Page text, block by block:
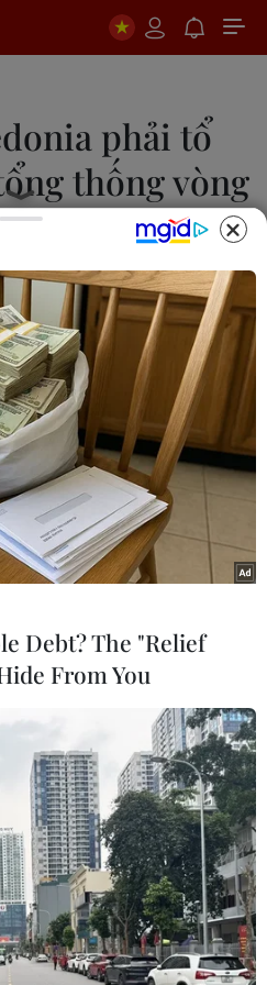
phải tổ
thống vòng
cử tổng thống tại Cộng
bố ngày 21/4 cho thấy
giành được trên 50% số
thống.
Bắc Macedonia, bà Gordana
với báo giới sau khi bỏ phiếu
tại Skopje ngày 21/4/2019.
TTXVN)
cử tổng thống tại Cộng
Debt? The "Relief
From You